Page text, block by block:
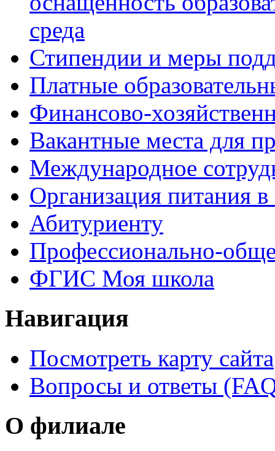
среда
Стипендии и меры
Платные
Финансово-
Вакантные места для
Международное
Организация питания в
Абитуриенту
Профессионально-
ФГИС Моя школа
Навигация
Посмотреть карту сайта
Вопросы и ответы
О филиале